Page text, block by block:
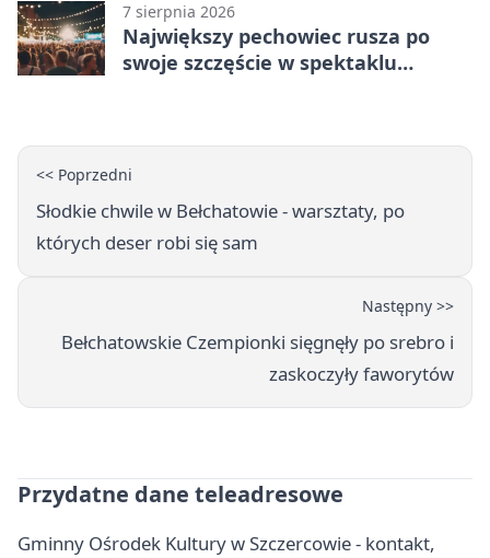
7 sierpnia 2026
Największy pechowiec rusza po
swoje szczęście w spektaklu
<< Poprzedni
Słodkie chwile w Bełchatowie - warsztaty, po
których deser robi się sam
Następny >>
Bełchatowskie Czempionki sięgnęły po srebro i
zaskoczyły faworytów
Przydatne dane teleadresowe
Gminny Ośrodek Kultury w Szczercowie - kontakt,